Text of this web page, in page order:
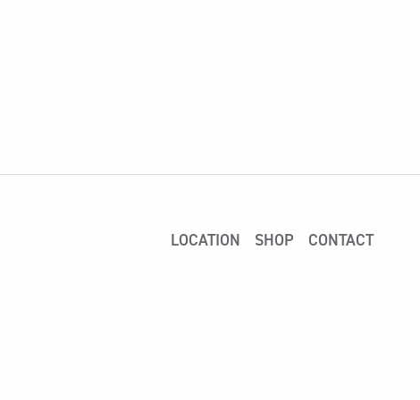
LOCATION SHOP CONTACT